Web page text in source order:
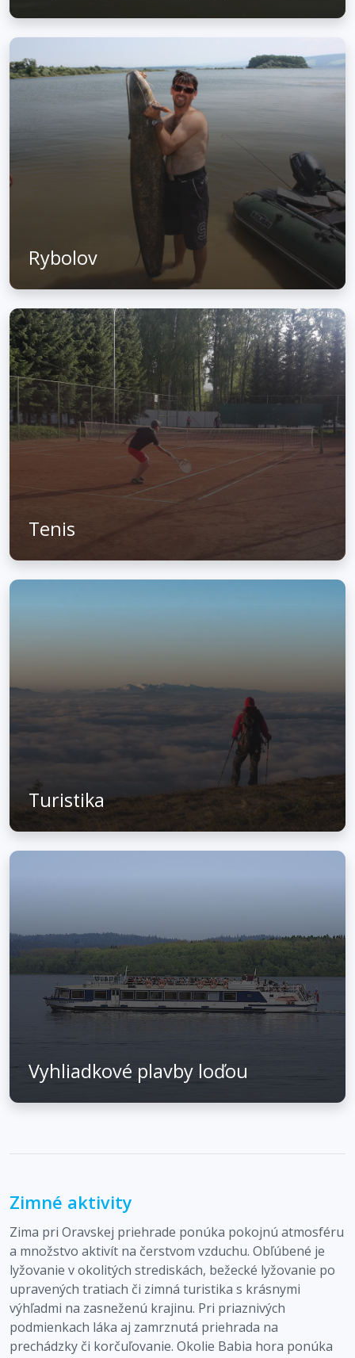
Rybolov
Tenis
Turistika
Vyhliadkové plavby loďou
Zimné aktivity
Zima pri Oravskej priehrade ponúka pokojnú atmosféru
a množstvo aktivít na čerstvom vzduchu. Obľúbené je
lyžovanie v okolitých strediskách, bežecké lyžovanie po
upravených tratiach či zimná turistika s krásnymi
výhľadmi na zasneženú krajinu. Pri priaznivých
podmienkach láka aj zamrznutá priehrada na
prechádzky či korčuľovanie. Okolie Babia hora ponúka